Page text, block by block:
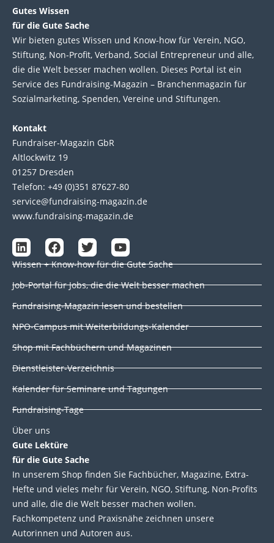
Gutes Wissen
für die Gute Sache
Wir bie­ten gutes Wis­sen und Know-how für Ver­ein, NGO,
Stif­tung, Non-Profit, Ver­band, Social Entre­pre­neur und alle,
die die Welt bes­ser machen wol­len. Die­ses Por­tal ist ein
Service des Fund­raising-Magazin – Bran­chen­magazin für
Sozial­marke­ting, Spen­den, Ver­eine und Stif­tun­gen.
Kontakt
Fundraiser-Magazin GbR
Altlockwitz 19
01257 Dresden
Telefon: +49 (0)351 87627-80
service@fundraising-magazin.de
www.fundraising-magazin.de
L
i
n
k
e
d
n
F
a
c
e
b
o
k
T
w
i
t
e
Y
o
u
t
u
b
Wissen + Know-how für die Gute Sache
Job-Portal für Jobs, die die Welt besser machen
Fundraising-Magazin lesen und bestellen
NPO-Campus mit Weiterbildungs-Kalender
Shop mit Fachbüchern und Magazinen
Dienstleister-Verzeichnis
Kalender für Seminare und Tagungen
Fundraising-Tage
Über uns
Gute Lektüre
für die Gute Sache
In unserem Shop finden Sie Fachbücher, Magazine, Extra-
Hefte und vieles mehr für Verein, NGO, Stiftung, Non-Profits
und alle, die die Welt besser machen wollen.
Fachkompetenz und Praxisnähe zeichnen unsere
Autorinnen und Autoren aus.